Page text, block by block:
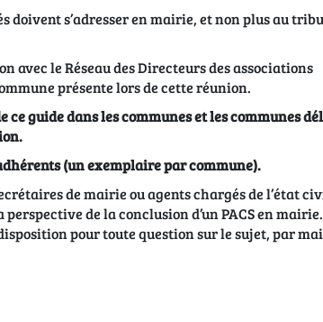
doivent s’adresser en mairie, et non plus au
avec le Réseau des Directeurs des associations
présente lors de cette réunion.
guide dans les communes et les communes
(un exemplaire par commune).
de mairie ou agents chargés de l’état
de la conclusion d’un PACS en mairie.
pour toute question sur le sujet, par